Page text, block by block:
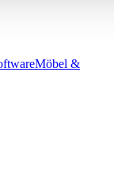
Möbel &